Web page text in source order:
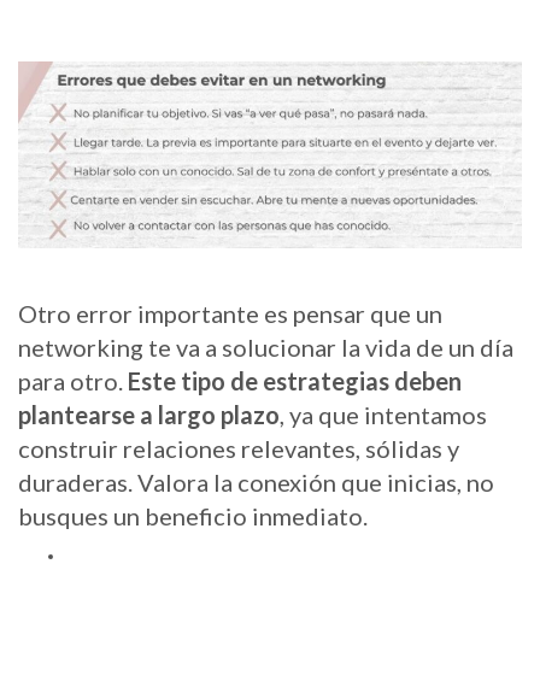
Otro error importante es pensar que un
networking te va a solucionar la vida de un día
para otro. Este tipo de estrategias deben
plantearse a largo plazo , ya que intentamos
construir relaciones relevantes, sólidas y
duraderas. Valora la conexión que inicias, no
busques un beneficio inmediato.